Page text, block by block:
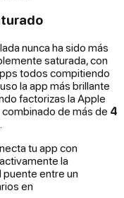
nunca ha sido más
saturada, con
todos compitiendo
la app más brillante
factorizas la Apple
de más de 4
tu app con
la
puente entre un
en